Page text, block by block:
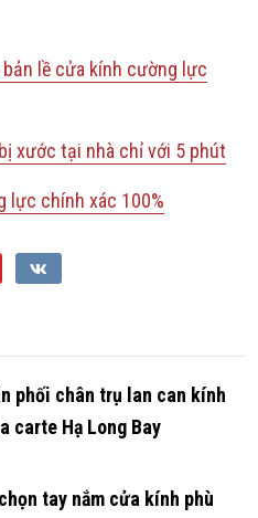
lề cửa kính cường lực
xước tại nhà chỉ với 5 phút
lực chính xác 100%
phối chân trụ lan can kính
carte Hạ Long Bay
tay nắm cửa kính phù